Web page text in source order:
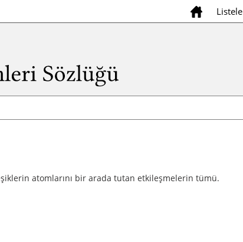
Listele
atomlarını bir arada tutan etkileşmelerin tümü.